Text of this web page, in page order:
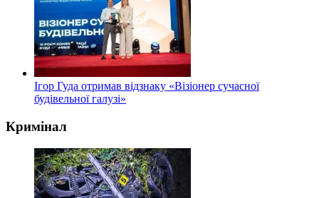
Ігор Гуда отримав відзнаку «Візіонер сучасної
будівельної галузі»
Кримінал